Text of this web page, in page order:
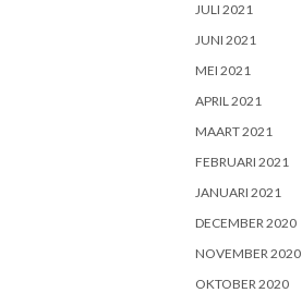
JULI 2021
JUNI 2021
MEI 2021
APRIL 2021
MAART 2021
FEBRUARI 2021
JANUARI 2021
DECEMBER 2020
NOVEMBER 2020
OKTOBER 2020